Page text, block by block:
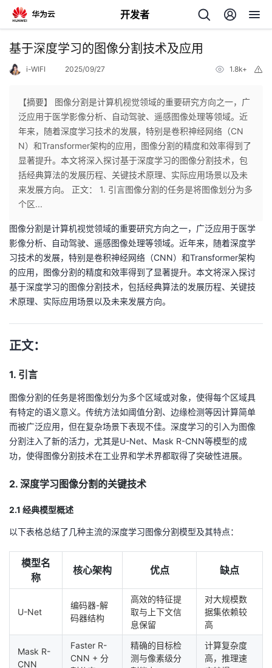
开发者
返
个
人
主
页
我
的
开
发
者
我
的
博
客
我
的
论
坛
我
的
圈
我
的
我
动
关
注
的
开
发
者
学
我
的
Programs
我
的
支
持
基于深度学习的图像分割技术及应用
i-WIFI 2025/09/27 1.8k+
【摘要】 图像分割是计算机视觉领域的重要研究方向之一，广
泛应用于医学影像分析、自动驾驶、遥感图像处理等领域。近
年来，随着深度学习技术的发展，特别是卷积神经网络（CN
N）和Transformer架构的应用，图像分割的精度和效率得到了
显著提升。本文将深入探讨基于深度学习的图像分割技术，包
括经典算法的发展历程、关键技术原理、实际应用场景以及未
来发展方向。 正文： 1. 引言图像分割的任务是将图像划分为多
个区...
图像分割是计算机视觉领域的重要研究方向之一，广泛应用于医学
影像分析、自动驾驶、遥感图像处理等领域。近年来，随着深度学
习技术的发展，特别是卷积神经网络（CNN）和Transformer架构
的应用，图像分割的精度和效率得到了显著提升。本文将深入探讨
基于深度学习的图像分割技术，包括经典算法的发展历程、关键技
术原理、实际应用场景以及未来发展方向。
正文：
1. 引言
图像分割的任务是将图像划分为多个区域或对象，使得每个区域具
有特定的语义意义。传统方法如阈值分割、边缘检测等因计算简单
而被广泛应用，但在复杂场景下表现不佳。深度学习的引入为图像
分割注入了新的活力，尤其是U-Net、Mask R-CNN等模型的成
功，使得图像分割技术在工业界和学术界都取得了突破性进展。
2. 深度学习图像分割的关键技术
2.1 经典模型概述
以下表格总结了几种主流的深度学习图像分割模型及其特点：
模型名
称
核心架构 优点 缺点
U-Net
编码器-解
码器结构
高效的特征提
取与上下文信
息保留
对大规模数
据集依赖较
高
Mask R-
CNN
Faster R-
CNN + 分
精确的目标检
测与像素级分
计算复杂度
高，推理速